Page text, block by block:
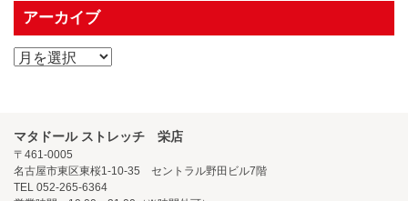
アーカイブ
マタドール ストレッチ 栄店
〒461-0005
名古屋市東区東桜1-10-35 セントラル野田ビル7階
TEL 052-265-6364